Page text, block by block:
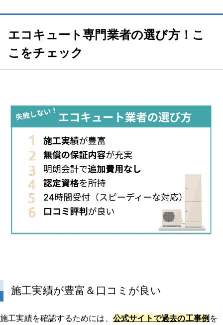
エコキュート専門業者の選び方！こ
こをチェック
施工実績が豊富＆口コミが良い
施工実績を確認するためには、 公式サイトで過去の工事例 を